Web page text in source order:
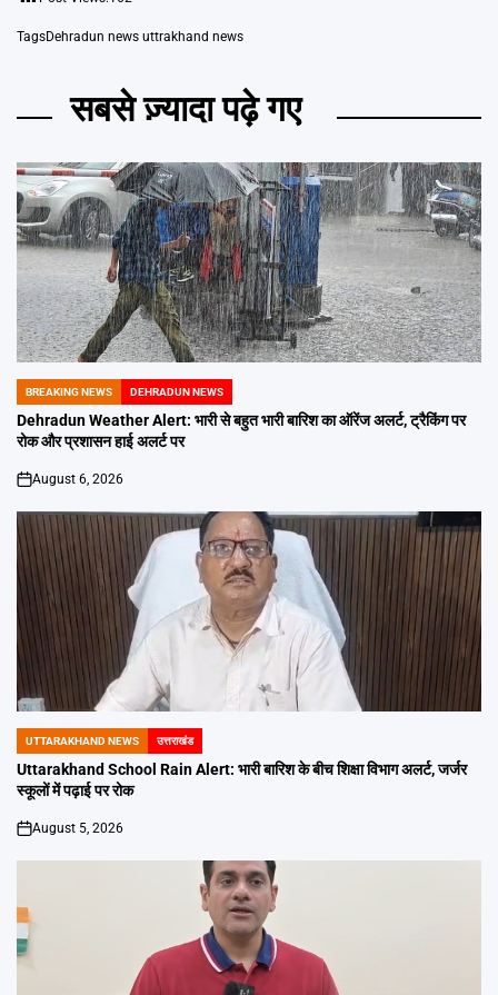
TagsDehradun news uttrakhand news
सबसे ज़्यादा पढ़े गए
POSTED
IN
BREAKING NEWS DEHRADUN NEWS
Dehradun Weather Alert: भारी से बहुत भारी बारिश का ऑरेंज अलर्ट, ट्रैकिंग पर
रोक और प्रशासन हाई अलर्ट पर
on
August 6, 2026
POSTED
IN
UTTARAKHAND NEWS उत्तराखंड
Uttarakhand School Rain Alert: भारी बारिश के बीच शिक्षा विभाग अलर्ट, जर्जर
स्कूलों में पढ़ाई पर रोक
on
August 5, 2026